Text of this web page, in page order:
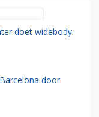
doet widebody-
door